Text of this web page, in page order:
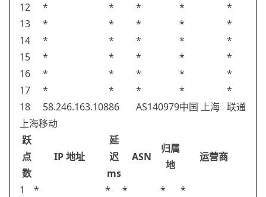
12
* * * *
*
13
* * * *
*
14
* * * *
*
15
* * * *
*
16
* * * *
*
17
* * * *
*
18
58.246.163.10886 AS140979中国 上海 联通
上海移动
跃
点
数
IP 地址
延
迟
ms
ASN
归属
地
运营商
1 * * * *
*